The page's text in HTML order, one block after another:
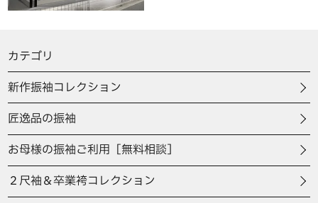
カテゴリ
新作振袖コレクション
匠逸品の振袖
お母様の振袖ご利用［無料相談］
２尺袖＆卒業袴コレクション